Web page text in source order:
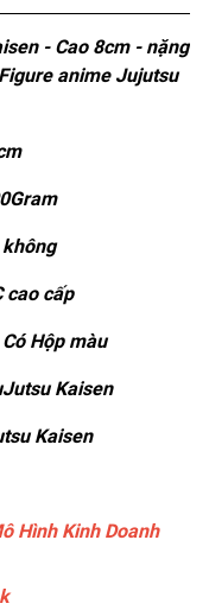
- Cao 8cm - nặng
anime Jujutsu
cao cấp
Hộp màu
Kaisen
Kaisen
Hình Kinh Doanh